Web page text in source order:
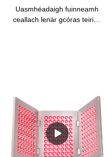
4x600W le Cóireáil
Lánchoirp le Cianrialtán
Uasmhéadaigh fuinneamh
ceallach lenár gcóras teiripe
modúlach seo clúdach
lánchoirp ar fáil atá
oiriúnach do chlinicí
gairmiúla agus do spásanna
folláine baile araon.